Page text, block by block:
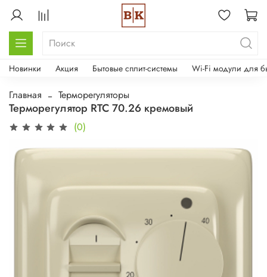
Новинки Акция Бытовые сплит-системы Wi-Fi модули для
Главная Терморегуляторы
Терморегулятор RTC 70.26 кремовый
(0)